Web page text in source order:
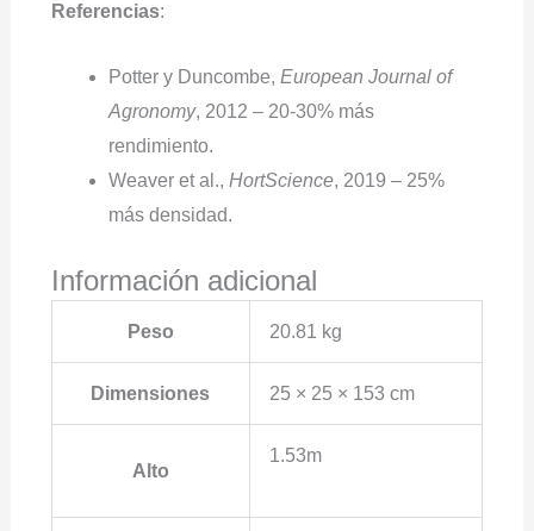
Referencias:
Potter y Duncombe, European Journal of
Agronomy, 2012 – 20-30% más
rendimiento.
Weaver et al., HortScience, 2019 – 25%
más densidad.
Información adicional
Peso 20.81 kg
Dimensiones 25 × 25 × 153 cm
Alto
1.53m